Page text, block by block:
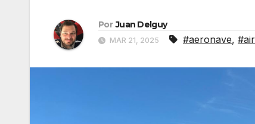
Por Juan Delguy
MAR 21, 2025 #aeronave,